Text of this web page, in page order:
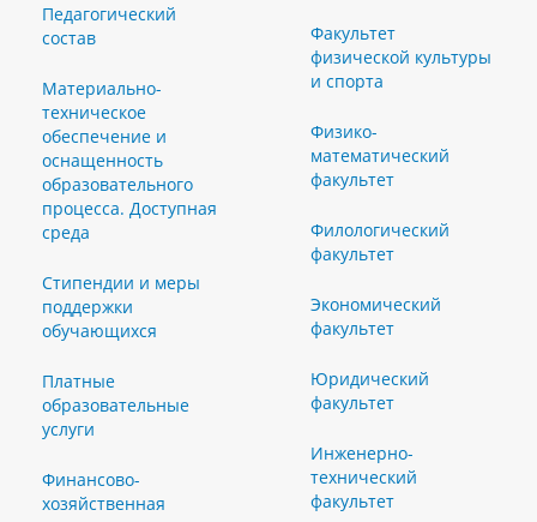
Педагогический
состав
Материально-
техническое
обеспечение и
оснащенность
образовательного
процесса. Доступная
среда
Стипендии и меры
поддержки
обучающихся
Платные
образовательные
услуги
Финансово-
хозяйственная
Факультет
физической культуры
и спорта
Физико-
математический
факультет
Филологический
факультет
Экономический
факультет
Юридический
факультет
Инженерно-
технический
факультет